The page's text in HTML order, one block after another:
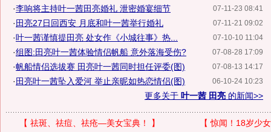
07-11-23 08:41
·李响将主持叶一茜田亮婚礼 泄密婚宴细节
07-11-21 09:02
· 田亮27日回西安 月底和叶一茜举行婚礼
07-10-10 11:04
·叶一茜谨慎提田亮 处女作《小城往事》热...
07-08-28 17:09
·组图:田亮叶一茜体验情侣帆船 意外落海受伤?
07-08-13 14:17
·帆船情侣选拔赛 田亮叶一茜同时担任评委(图)
06-10-24 10:23
· 田亮叶一茜坠入爱河 举止亲昵如热恋情侣(图)
更多关于 叶一茜 田亮 的新闻>>
【 祛斑、祛痘、祛疮—美女宝典！ 】 【惊闻！18岁少